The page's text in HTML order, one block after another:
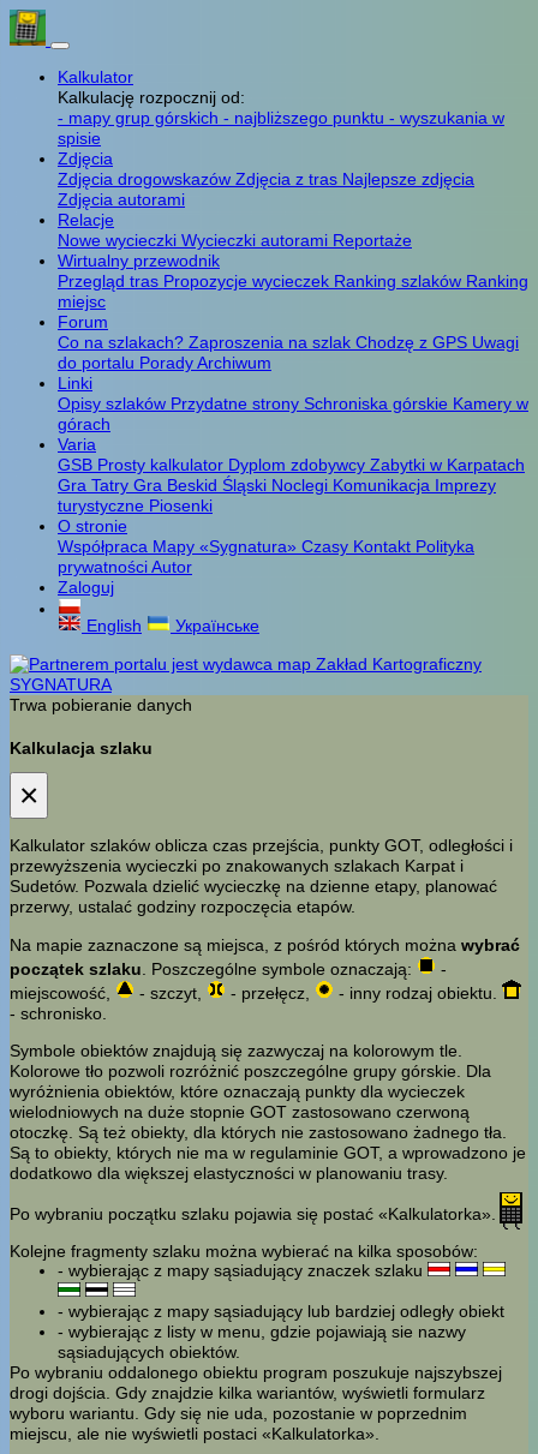
Kalkulator
Kalkulację rozpocznij od:
- mapy grup górskich - najbliższego punktu - wyszukania w
spisie
Zdjęcia
Zdjęcia drogowskazów Zdjęcia z tras Najlepsze zdjęcia
Zdjęcia autorami
Relacje
Nowe wycieczki Wycieczki autorami Reportaże
Wirtualny przewodnik
Przegląd tras Propozycje wycieczek Ranking szlaków Ranking
miejsc
Forum
Co na szlakach? Zaproszenia na szlak Chodzę z GPS Uwagi
do portalu PoradyArchiwum
Linki
Opisy szlaków Przydatne strony Schroniska górskie Kamery w
górach
Varia
GSB Prosty kalkulator Dyplom zdobywcy Zabytki w Karpatach
Gra Tatry Gra Beskid Śląski Noclegi Komunikacja Imprezy
turystyczne Piosenki
O stronie
Współpraca Mapy «Sygnatura» Czasy Kontakt Polityka
prywatnościAutor
Zaloguj
English
Українське
Trwa pobieranie danych
Kalkulacja szlaku
×
Kalkulator szlaków oblicza czas przejścia, punkty GOT, odległości i
przewyższenia wycieczki po znakowanych szlakach Karpat i
Sudetów. Pozwala dzielić wycieczkę na dzienne etapy, planować
przerwy, ustalać godziny rozpoczęcia etapów.
Na mapie zaznaczone są miejsca, z pośród których można wybrać
początek szlaku . Poszczególne symbole oznaczają:
-
miejscowość,
- szczyt, - przełęcz,
- inny rodzaj obiektu.
- schronisko.
Symbole obiektów znajdują się zazwyczaj na kolorowym tle.
Kolorowe tło pozwoli rozróżnić poszczególne grupy górskie. Dla
wyróżnienia obiektów, które oznaczają punkty dla wycieczek
wielodniowych na duże stopnie GOT zastosowano czerwoną
otoczkę. Są też obiekty, dla których nie zastosowano żadnego tła.
Są to obiekty, których nie ma w regulaminie GOT, a wprowadzono je
dodatkowo dla większej elastyczności w planowaniu trasy.
Po wybraniu początku szlaku pojawia się postać «Kalkulatorka».
Kolejne fragmenty szlaku można wybierać na kilka sposobów:
- wybierając z mapy sąsiadujący znaczek szlaku
- wybierając z mapy sąsiadujący lub bardziej odległy obiekt
- wybierając z listy w menu, gdzie pojawiają sie nazwy
sąsiadujących obiektów.
Po wybraniu oddalonego obiektu program poszukuje najszybszej
drogi dojścia. Gdy znajdzie kilka wariantów, wyświetli formularz
wyboru wariantu. Gdy się nie uda, pozostanie w poprzednim
miejscu, ale nie wyświetli postaci «Kalkulatorka».